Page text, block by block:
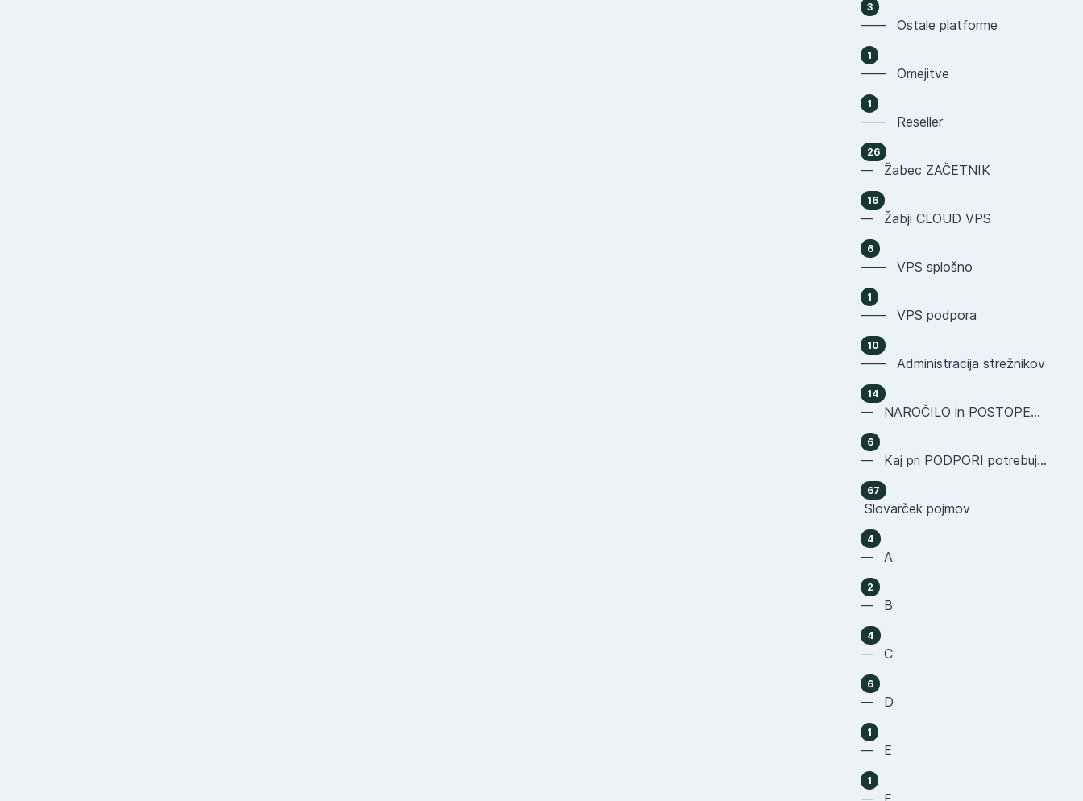
3
—— Ostale platforme
1
—— Omejitve
1
—— Reseller
26
— Žabec ZAČETNIK
16
— Žabji CLOUD VPS
6
—— VPS splošno
1
—— VPS podpora
10
—— Administracija strežnikov
14
— NAROČILO in POSTOPEK NAKUPA
6
— Kaj pri PODPORI potrebujemo OD VAS
67
Slovarček pojmov
4
— A
2
— B
4
— C
6
— D
1
— E
1